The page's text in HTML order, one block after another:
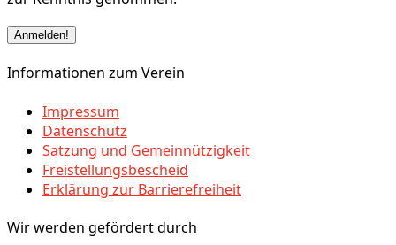
Informationen zum Verein
Impressum
Datenschutz
Satzung und Gemeinnützigkeit
Freistellungsbescheid
Erklärung zur Barrierefreiheit
Wir werden gefördert durch